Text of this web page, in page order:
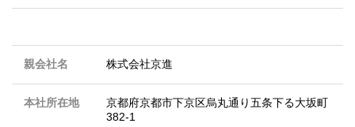
親会社名 株式会社京進
本社所在地
京都府京都市下京区烏丸通り五条下る大坂町
382-1